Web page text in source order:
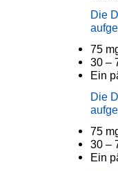
Die
75
30 –
Ein
Die
75
30 –
Ein